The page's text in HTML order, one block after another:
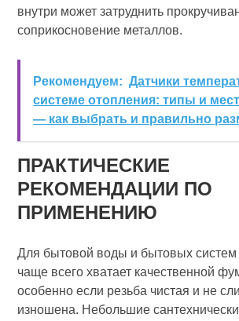
внутри может затруднить
соприкосновение металлов.
Рекомендуем: Датчики
системе отопления: типы и
— как выбрать и правильно
ПРАКТИЧЕСКИЕ
РЕКОМЕНДАЦИИ ПО
ПРИМЕНЕНИЮ
Для бытовой воды и бытовых систем
чаще всего хватает качественной
особенно если резьба чистая и не
изношена. Небольшие